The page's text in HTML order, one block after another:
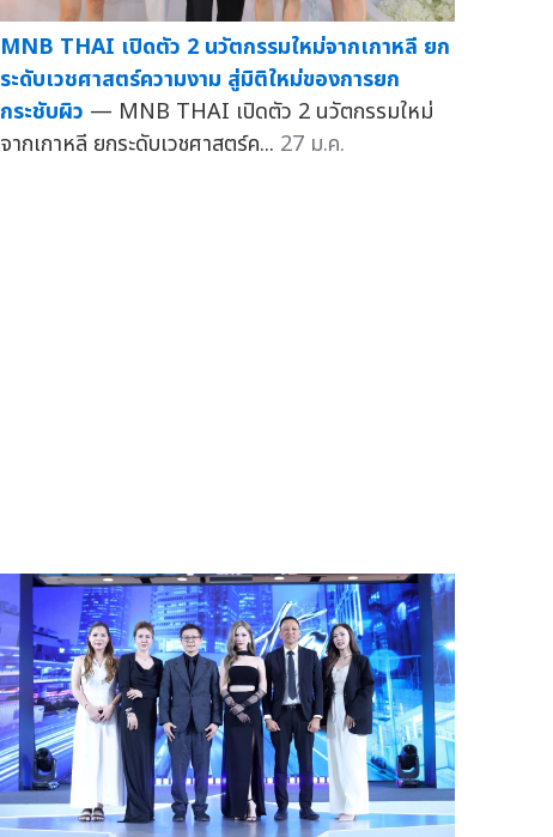
MNB THAI เปิดตัว 2 นวัตกรรมใหม่จากเกาหลี ยก
ระดับเวชศาสตร์ความงาม สู่มิติใหม่ของการยก
กระชับผิว — MNB THAI เปิดตัว 2 นวัตกรรมใหม่
จากเกาหลี ยกระดับเวชศาสตร์ค... 27 ม.ค.